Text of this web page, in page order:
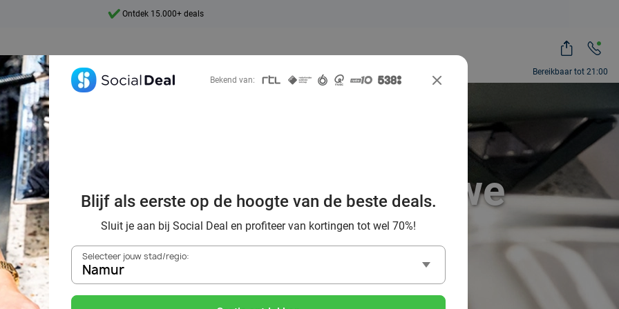
Bereikbaar tot 21:00
Ontdek 15.000+ deals
sfeer van het Douwe
Egberts Café
Bekend van:
Blijf als eerste op de hoogte van de beste deals.
Sluit je aan bij Social Deal en profiteer van kortingen tot wel 70%!
Selecteer jouw stad/regio:
Namur